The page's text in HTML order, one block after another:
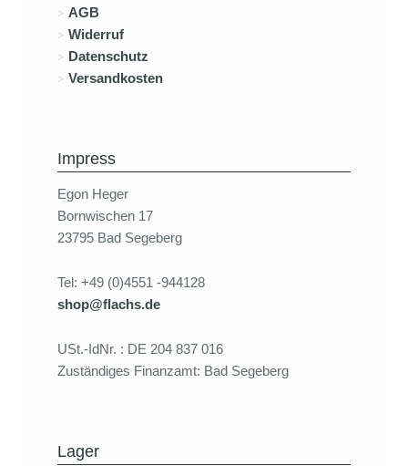
AGB
Widerruf
Datenschutz
Versandkosten
Impress
Egon Heger
Bornwischen 17
23795 Bad Segeberg
Tel: +49 (0)4551 -944128
shop@flachs.de
USt.-IdNr. : DE 204 837 016
Zuständiges Finanzamt: Bad Segeberg
Lager